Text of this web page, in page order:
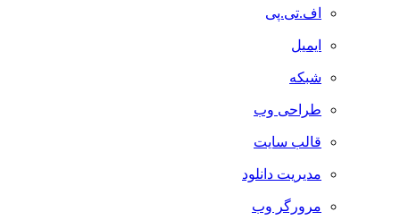
اف.تی.پی
ایمیل
شبکه
طراحی وب
قالب سایت
مدیریت دانلود
مرورگر وب